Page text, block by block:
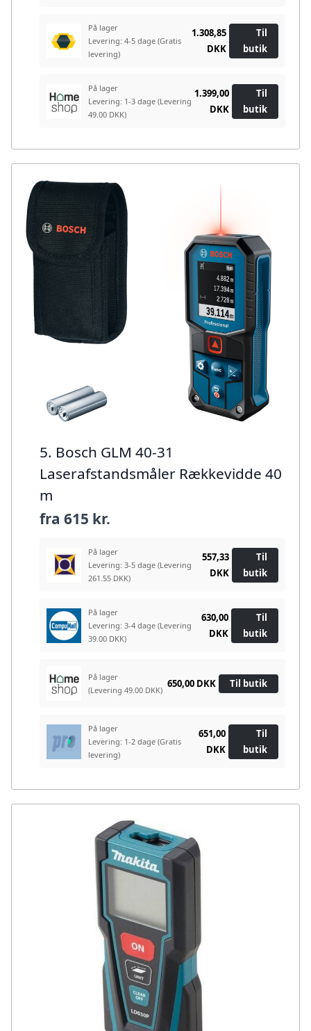
På lager
Levering: 4-5 dage (Gratis
levering)
1.308,85
DKK
Til
butik
På lager
Levering: 1-3 dage (Levering
49.00 DKK)
1.399,00
DKK
Til
butik
5. Bosch GLM 40-31
Laserafstandsmåler Rækkevidde 40
m
fra 615 kr.
På lager
Levering: 3-5 dage (Levering
261.55 DKK)
557,33
DKK
Til
butik
På lager
Levering: 3-4 dage (Levering
39.00 DKK)
630,00
DKK
Til
butik
På lager
(Levering 49.00 DKK)
650,00 DKK Til butik
På lager
Levering: 1-2 dage (Gratis
levering)
651,00
DKK
Til
butik